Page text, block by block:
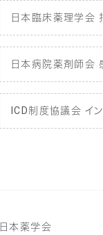
日本臨床薬理学会
日本病院薬剤師会
ICD制度協議会 イン
日本薬学会